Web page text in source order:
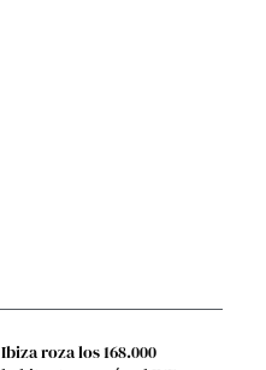
Ibiza roza los 168.000